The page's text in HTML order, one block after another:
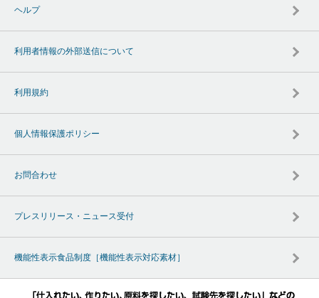
ヘルプ
利用者情報の外部送信について
利用規約
個人情報保護ポリシー
お問合わせ
プレスリリース・ニュース受付
機能性表示食品制度［機能性表示対応素材］